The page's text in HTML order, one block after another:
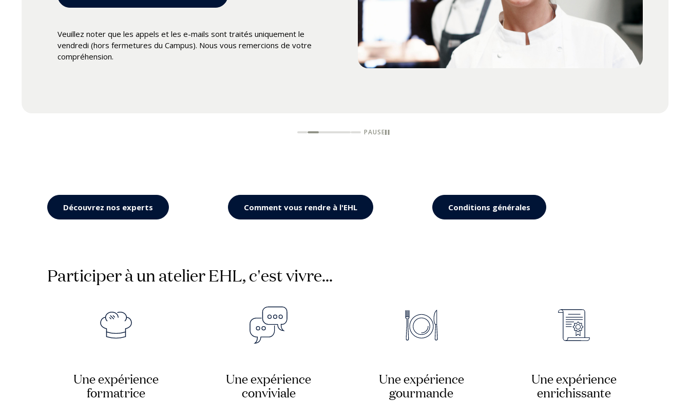
Nous vous remercions de votre compréhension et vous souhaitons un
Veuillez noter que les appels et les e-mails sont traités uniquement le
vendredi (hors fermetures du Campus). Nous vous remercions de votre
compréhension.
PAUSE
Découvrez nos experts Comment vous rendre à l'EHL Conditions générales
Participer à un atelier EHL, c'est vivre...
Une expérience
formatrice
Une expérience
conviviale
Une expérience
gourmande
Une expérience
enrichissante